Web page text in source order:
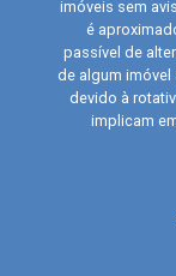
imóveis sem
é
passível de
de algum
devido à
implicam